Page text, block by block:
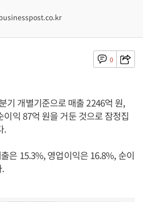
0
기 개별기준으로 매출 2246억 원,
이익 87억 원을 거둔 것으로 잠정집
.
은 15.3%, 영업이익은 16.8%, 순이